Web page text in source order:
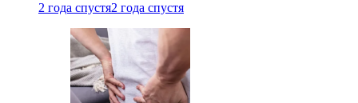
2 года спустя2 года спустя